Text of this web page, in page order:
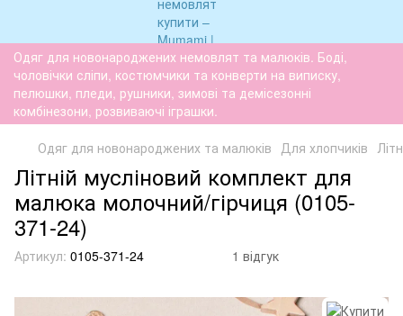
Одяг для новонароджених немовлят та малюків. Боді,
чоловічки сліпи, костюмчики та конверти на виписку,
пелюшки, пледи, рушники, зимові та демісезонні
комбінезони, розвиваючі іграшки.
Одяг для новонароджених та малюків Для хлопчиків
Літній мусліновий комплект для
малюка молочний/гірчиця (0105-
371-24)
Артикул: 0105-371-24 1 відгук